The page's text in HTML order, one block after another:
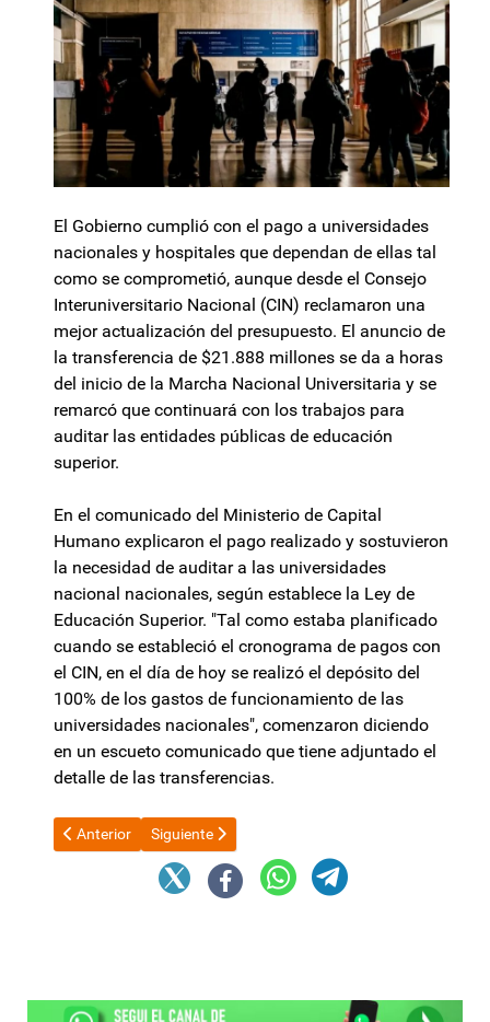
El Gobierno cumplió con el pago a universidades
nacionales y hospitales que dependan de ellas tal
como se comprometió, aunque desde el Consejo
Interuniversitario Nacional (CIN) reclamaron una
mejor actualización del presupuesto. El anuncio de
la transferencia de $21.888 millones se da a horas
del inicio de la Marcha Nacional Universitaria y se
remarcó que continuará con los trabajos para
auditar las entidades públicas de educación
superior.
En el comunicado del Ministerio de Capital
Humano explicaron el pago realizado y sostuvieron
la necesidad de auditar a las universidades
nacional nacionales, según establece la Ley de
Educación Superior. "Tal como estaba planificado
cuando se estableció el cronograma de pagos con
el CIN, en el día de hoy se realizó el depósito del
100% de los gastos de funcionamiento de las
universidades nacionales", comenzaron diciendo
en un escueto comunicado que tiene adjuntado el
detalle de las transferencias.
Artículo anterior: El Gobierno auditará indemnizaciones para
Anterior Artículo siguiente: Estados Unidos alertó sobre la
Siguiente